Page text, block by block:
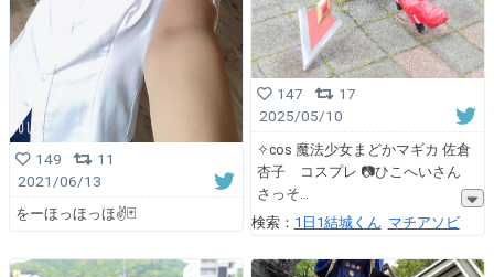
149
11
2021/06/13
をーほっほっほ✌🃏
147
17
2025/05/10
✧cos 魔法少女まどかマギカ 佐倉
杏子 コスプレ 📷ひこへいさん
さっそ
検索： 1日1結城くん マチアソビ